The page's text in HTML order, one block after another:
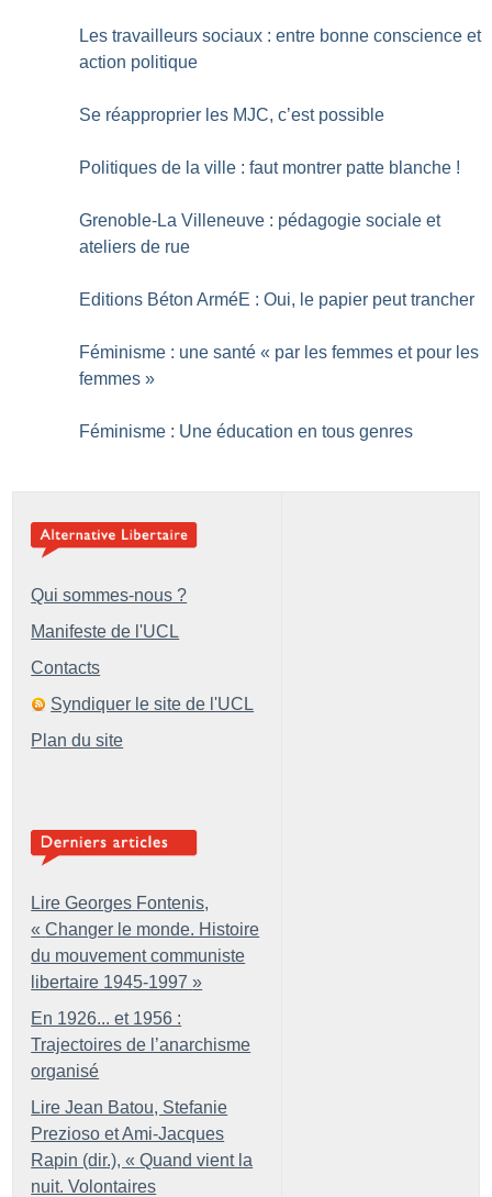
Les travailleurs sociaux : entre bonne conscience et
action politique
Se réapproprier les MJC, c’est possible
Politiques de la ville : faut montrer patte blanche !
Grenoble-La Villeneuve : pédagogie sociale et
ateliers de rue
Editions Béton ArméE : Oui, le papier peut trancher
Féminisme : une santé « par les femmes et pour les
femmes »
Féminisme : Une éducation en tous genres
Qui sommes-nous ?
Manifeste de l'UCL
Contacts
Syndiquer le site de l'UCL
Plan du site
Lire Georges Fontenis,
« Changer le monde. Histoire
du mouvement communiste
libertaire 1945-1997 »
En 1926... et 1956 :
Trajectoires de l’anarchisme
organisé
Lire Jean Batou, Stefanie
Prezioso et Ami-Jacques
Rapin (dir.), « Quand vient la
nuit. Volontaires